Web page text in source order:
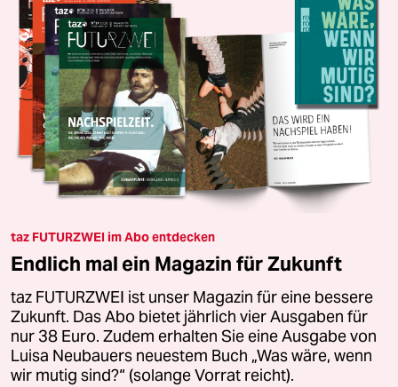
taz FUTURZWEI im Abo entdecken
Endlich mal ein Magazin für Zukunft
taz FUTURZWEI ist unser Magazin für eine bessere
Zukunft. Das Abo bietet jährlich vier Ausgaben für
nur 38 Euro. Zudem erhalten Sie eine Ausgabe von
Luisa Neubauers neuestem Buch „Was wäre, wenn
wir mutig sind?“ (solange Vorrat reicht).